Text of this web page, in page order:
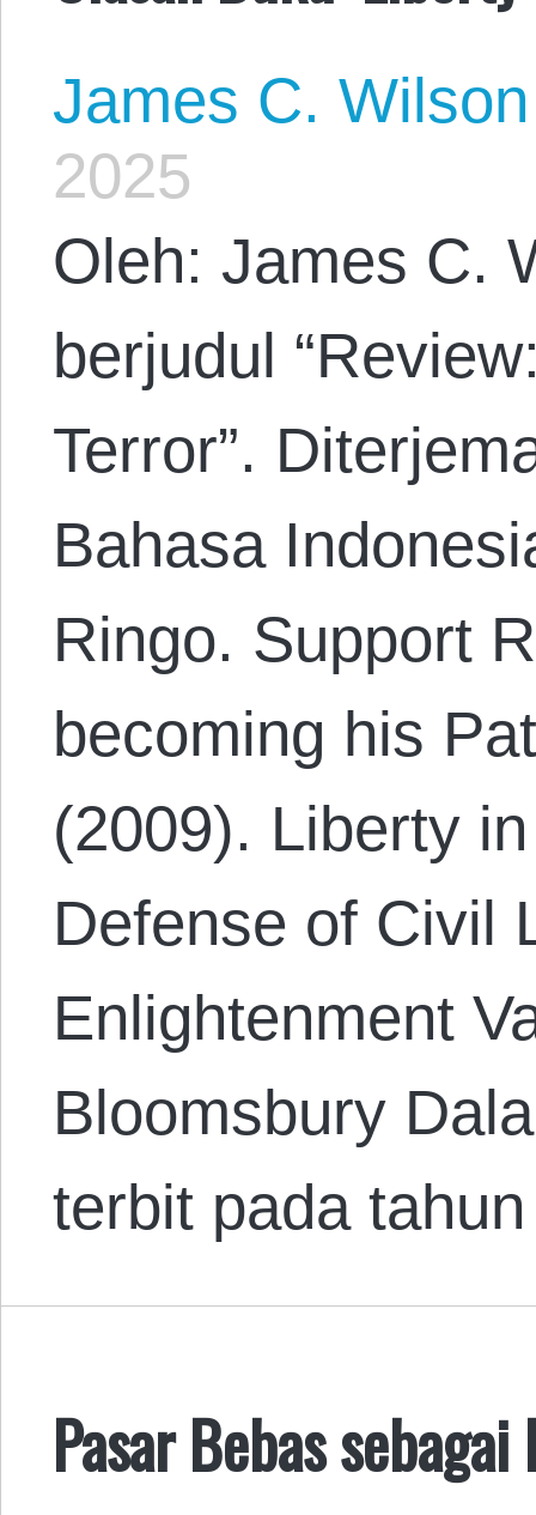
James C. Wilson
2025
Oleh: James C.
berjudul
Terror”.
Bahasa
Ringo. Support
becoming his
(2009). Liberty
Defense of Civil
Enlightenment
Bloomsbury
terbit pada
Pasar Bebas sebagai